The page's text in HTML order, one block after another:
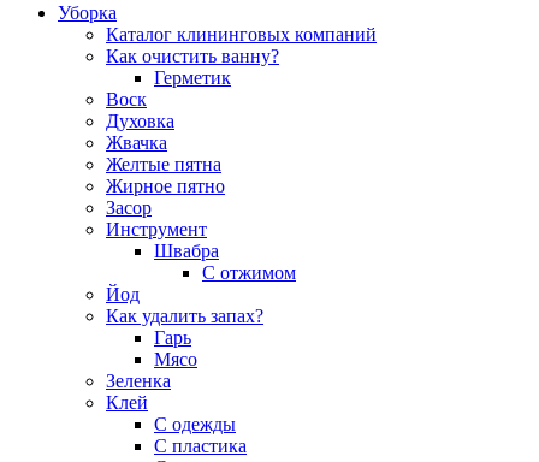
Уборка
Каталог клининговых компаний
Как очистить ванну?
Герметик
Воск
Духовка
Жвачка
Желтые пятна
Жирное пятно
Засор
Инструмент
Швабра
С отжимом
Йод
Как удалить запах?
Гарь
Мясо
Зеленка
Клей
С одежды
С пластика